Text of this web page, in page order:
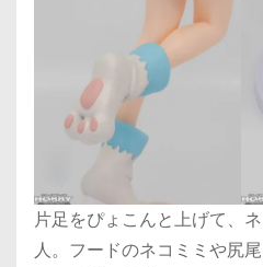
片足をぴょこんと上げて、
人。フードのネコミミや尻